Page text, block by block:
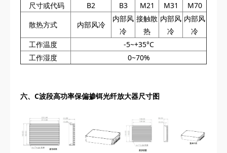
尺寸或代码
B2 B3 M21 M31
M70
散热方式
内部风冷
内部风
冷
接触散
热
内部风
冷
内部风
冷
工作温度
-5~+35°C
工作湿度
0~70%
六、 C波段高功率保偏掺铒光纤放大器尺寸图